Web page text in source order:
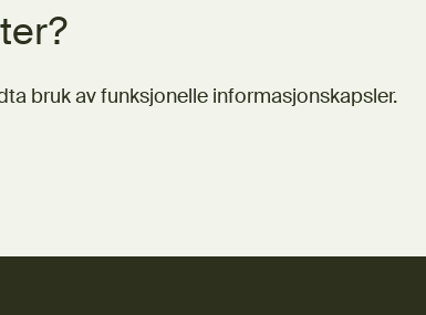
bruk av funksjonelle informasjonskapsler.